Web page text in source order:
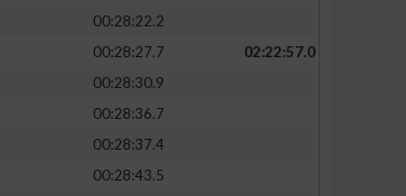
00:28:22.2
00:28:27.7
02:22:57.0
00:28:30.9
00:28:36.7
00:28:37.4
00:28:43.5